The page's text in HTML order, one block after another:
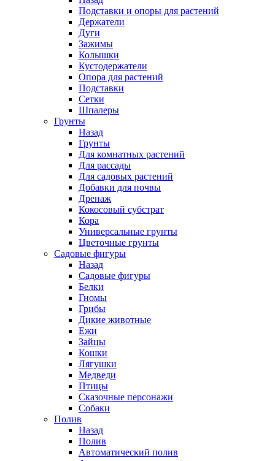
Подставки и опоры для растений
Держатели
Дуги
Зажимы
Колышки
Кустодержатели
Опора для растений
Подставки
Сетки
Шпалеры
Грунты
Назад
Грунты
Для комнатных растений
Для рассады
Для садовых растений
Добавки для почвы
Дренаж
Кокосовый субстрат
Кора
Универсальные грунты
Цветочные грунты
Садовые фигуры
Назад
Садовые фигуры
Белки
Гномы
Грибы
Дикие животные
Ежи
Зайцы
Кошки
Лягушки
Медведи
Птицы
Сказочные персонажи
Собаки
Полив
Назад
Полив
Автоматический полив